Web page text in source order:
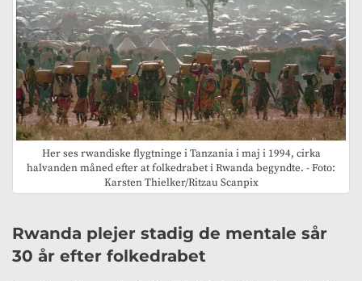
Her ses rwandiske flygtninge i Tanzania i maj i 1994, cirka
halvanden måned efter at folkedrabet i Rwanda begyndte. - Foto:
Karsten Thielker/Ritzau Scanpix
Rwanda plejer stadig de mentale sår
30 år efter folkedrabet